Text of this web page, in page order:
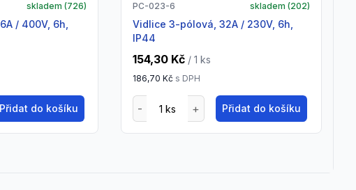
skladem (726)
Přidat do košíku
PC-023-6 skladem (202)
vidlice 3-pólová, 32A / 230V, 6h,
IP44
154,30 Kč / 1 ks
186,70 Kč s DPH
Přidat do košíku